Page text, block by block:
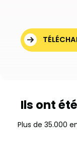
Ils ont
Plus de 35.000